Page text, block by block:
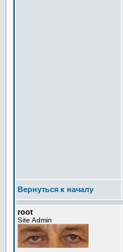
Вернуться к началу
root
Site Admin